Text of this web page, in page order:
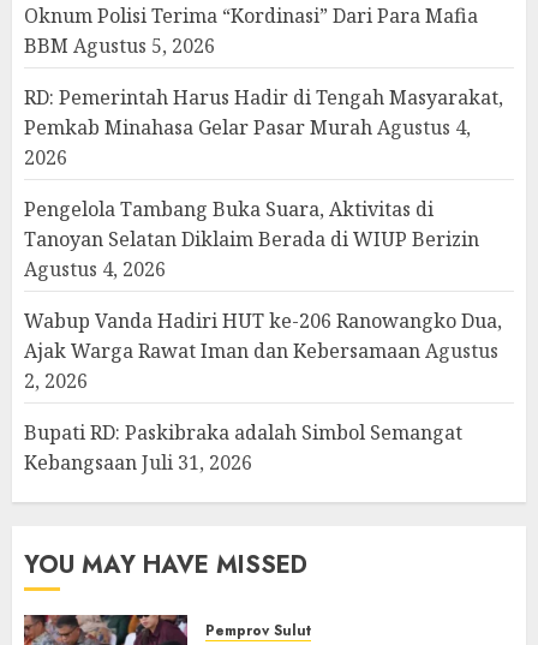
Oknum Polisi Terima “Kordinasi” Dari Para Mafia
BBM Agustus 5, 2026
RD: Pemerintah Harus Hadir di Tengah Masyarakat,
Pemkab Minahasa Gelar Pasar MurahAgustus 4,
2026
Pengelola Tambang Buka Suara, Aktivitas di
Tanoyan Selatan Diklaim Berada di WIUP Berizin
Agustus 4, 2026
Wabup Vanda Hadiri HUT ke-206 Ranowangko Dua,
Ajak Warga Rawat Iman dan KebersamaanAgustus
2, 2026
Bupati RD: Paskibraka adalah Simbol Semangat
KebangsaanJuli 31, 2026
YOU MAY HAVE MISSED
Pemprov Sulut